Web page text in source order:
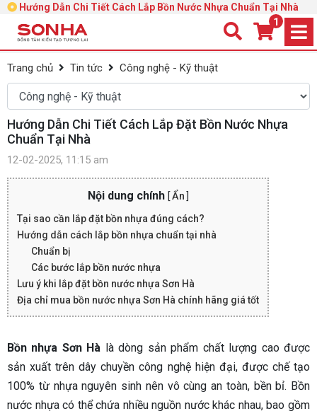
Hướng Dẫn Chi Tiết Cách Lắp Bồn Nước Nhựa Chuẩn Tại Nhà
1
Trang chủ Tin tức Công nghệ - Kỹ thuật
Hướng Dẫn Chi Tiết Cách Lắp Đặt Bồn Nước Nhựa
Chuẩn Tại Nhà
12-02-2025, 11:15 am
Nội dung chính [Ẩn
Tại sao cần lắp đặt bồn nhựa đúng cách?
Hướng dẫn cách lắp bồn nhựa chuẩn tại nhà
Chuẩn bị
Các bước lắp bồn nước nhựa
Lưu ý khi lắp đặt bồn nước nhựa Sơn Hà
Địa chỉ mua bồn nước nhựa Sơn Hà chính hãng giá tốt
Bồn nhựa Sơn Hà là dòng sản phẩm chất lượng cao được
sản xuất trên dây chuyền công nghệ hiện đại, được chế tạo
100% từ nhựa nguyên sinh nên vô cùng an toàn, bền bỉ. Bồn
nước nhựa có thể chứa nhiều nguồn nước khác nhau, bao gồm